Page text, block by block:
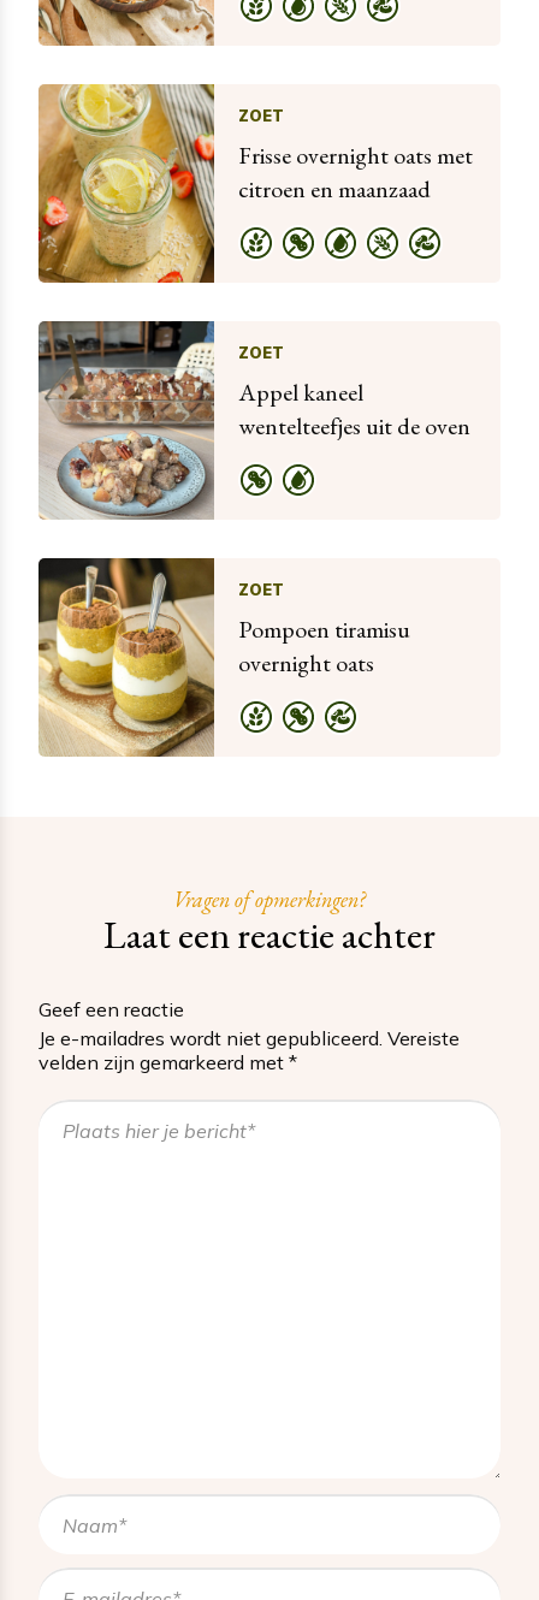
ZOET
Frisse overnight oats met
citroen en maanzaad
ZOET
Appel kaneel
wentelteefjes uit de oven
ZOET
Pompoen tiramisu
overnight oats
Vragen of opmerkingen?
Laat een reactie achter
Geef een reactie
Je e-mailadres wordt niet gepubliceerd. Vereiste
velden zijn gemarkeerd met *